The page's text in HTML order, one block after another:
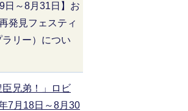
日～8月31日】お
発見フェスティ
リー）につい
兄弟！」ロビ
7月18日～8月30